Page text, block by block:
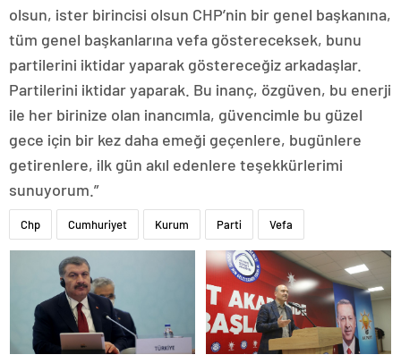
olsun, ister birincisi olsun CHP’nin bir genel başkanına,
tüm genel başkanlarına vefa göstereceksek, bunu
partilerini iktidar yaparak göstereceğiz arkadaşlar.
Partilerini iktidar yaparak. Bu inanç, özgüven, bu enerji
ile her birinize olan inancımla, güvencimle bu güzel
gece için bir kez daha emeği geçenlere, bugünlere
getirenlere, ilk gün akıl edenlere teşekkürlerimi
sunuyorum.”
Chp Cumhuriyet Kurum Parti Vefa